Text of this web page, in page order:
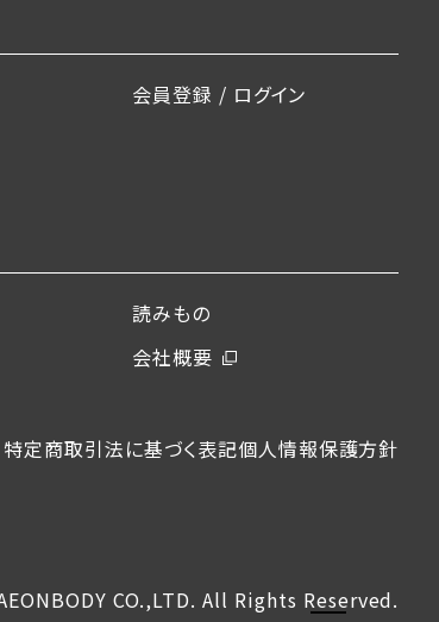
会員登録 / ログイン
読みもの
会社概要
特定商取引法に基づく表記個人情報保護方針
CO.,LTD. All Rights Reserved.